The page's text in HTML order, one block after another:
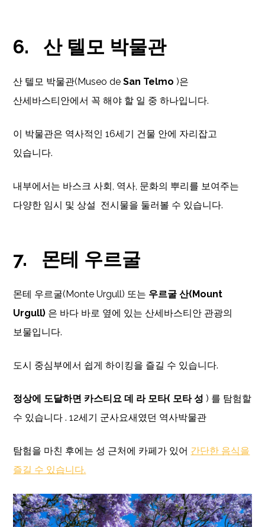
6. 산 텔모 박물관
산 텔모 박물관(Museo deSan Telmo )은
산세바스티안에서 꼭 해야 할 일 중 하나입니다.
이 박물관은 역사적인 16세기 건물 안에 자리잡고
있습니다.
내부에서는 바스크 사회, 역사, 문화의 뿌리를 보여주는
다양한 임시 및 상설 전시물을 둘러볼 수 있습니다.
7. 몬테 우르굴
몬테 우르굴(Monte Urgull) 또는 우르굴 산(Mount
Urgull) 은 바다 바로 옆에 있는 산세바스티안 관광의
보물입니다.
도시 중심부에서 쉽게 하이킹을 즐길 수 있습니다.
정상에 도달하면 카스티요 데 라 모타( 모타 성 ) 를 탐험할
수 있습니다 . 12세기 군사요새였던 역사박물관
탐험을 마친 후에는 성 근처에 카페가 있어 간단한 음식을
즐길 수 있습니다.